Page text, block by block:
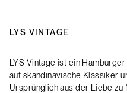
LYS VINTAGE
LYS Vintage ist ein
auf skandinavische Klassiker
Ursprünglich aus der Liebe zu